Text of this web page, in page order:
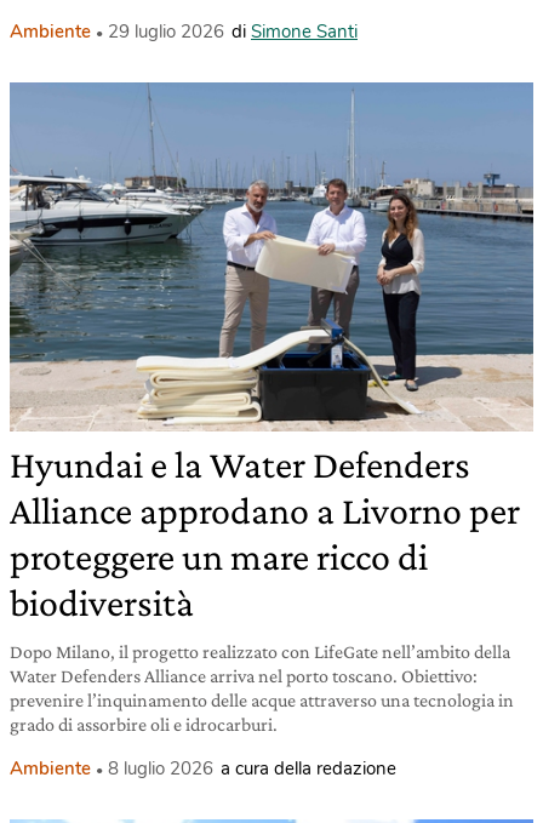
Ambiente 29 luglio 2026 di Simone Santi
Hyundai e la Water Defenders
Alliance approdano a Livorno per
proteggere un mare ricco di
biodiversità
Dopo Milano, il progetto realizzato con LifeGate nell’ambito della
Water Defenders Alliance arriva nel porto toscano. Obiettivo:
prevenire l’inquinamento delle acque attraverso una tecnologia in
grado di assorbire oli e idrocarburi.
Ambiente 8 luglio 2026 a cura della redazione